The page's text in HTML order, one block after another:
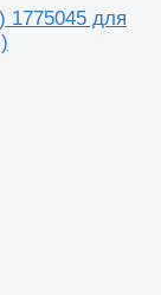
1775045 для